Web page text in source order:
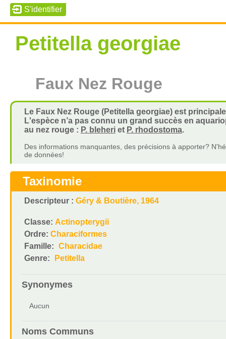
Petitella georgiae
Faux Nez Rouge
Le Faux Nez Rouge (Petitella georgiae) est
L'espèce n’a pas connu un grand succès en
au nez rouge : P. bleheriet P. rhodostoma.
Des informations manquantes, des précisions à apporter?
de données!
Taxinomie
Descripteur : Géry & Boutière, 1964
Classe: Actinopterygii
Ordre: Characiformes
Famille: Characidae
Genre:
Petitella
Synonymes
Aucun
Noms Communs